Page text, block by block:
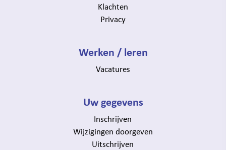
Klachten
Privacy
Werken / leren
Vacatures
Uw gegevens
Inschrijven
Wijzigingen doorgeven
Uitschrijven